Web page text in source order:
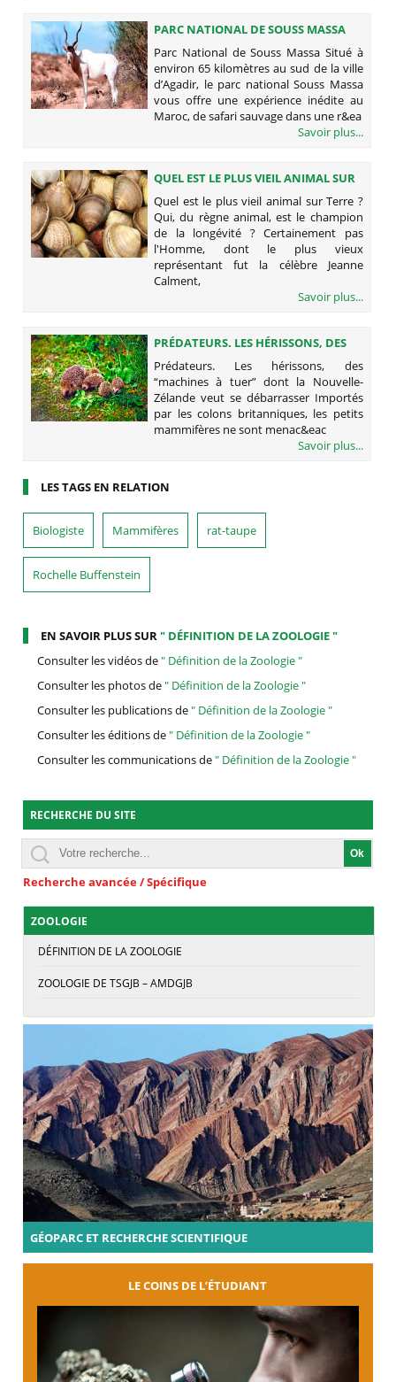
PARC NATIONAL DE SOUSS MASSA
Parc National de Souss Massa Situé à
environ 65 kilomètres au sud de la ville
d’Agadir, le parc national Souss Massa
vous offre une expérience inédite au
Maroc, de safari sauvage dans une r&ea
Savoir plus...
QUEL EST LE PLUS VIEIL ANIMAL SUR
TERRE ?
Quel est le plus vieil animal sur Terre ?
Qui, du règne animal, est le champion
de la longévité ? Certainement pas
l'Homme, dont le plus vieux
représentant fut la célèbre Jeanne
Calment,
Savoir plus...
PRÉDATEURS. LES HÉRISSONS, DES
“MACHINES À TUER” DONT LA
NOUVELLE-ZÉLANDE VEUT SE
DÉBARRASSER
Prédateurs. Les hérissons, des
“machines à tuer” dont la Nouvelle-
Zélande veut se débarrasser Importés
par les colons britanniques, les petits
mammifères ne sont menac&eac
Savoir plus...
LES TAGS EN RELATION
Biologiste Mammifères rat-taupe
Rochelle Buffenstein
EN SAVOIR PLUS SUR" DÉFINITION DE LA ZOOLOGIE "
Consulter les vidéos de" Définition de la Zoologie "
Consulter les photos de" Définition de la Zoologie "
Consulter les publications de" Définition de la Zoologie "
Consulter les éditions de" Définition de la Zoologie "
Consulter les communications de" Définition de la Zoologie "
RECHERCHE DU SITE
Recherche avancée / Spécifique
ZOOLOGIE
DÉFINITION DE LA ZOOLOGIE
ZOOLOGIE DE TSGJB – AMDGJB
GÉOPARC ET RECHERCHE SCIENTIFIQUE
LE COINS DE L’ÉTUDIANT